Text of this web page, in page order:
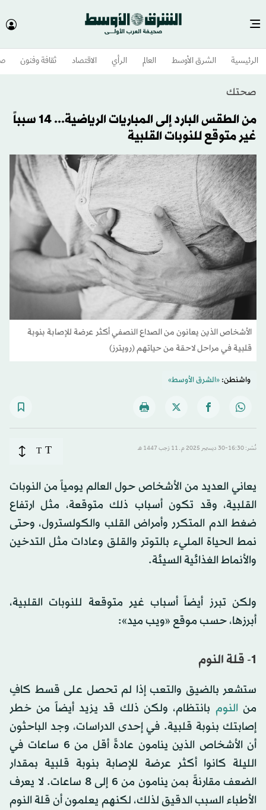
الرئيسية الشرق الأوسط​ العالم الرأي الاقتصاد ثقافة وفنون
صحتك
من الطقس البارد إلى المباريات الرياضية... 14 سبباً
غير متوقع للنوبات القلبية
الأشخاص الذين يعانون من الصداع النصفي أكثر عرضة للإصابة بنوبة
قلبية في مراحل لاحقة من حياتهم (رويترز)
واشنطن:«الشرق الأوسط»
نُشر: 16:30-30 ديسمبر 2025 م ـ 11 رَجب 1447 هـ T
T
يعاني العديد من الأشخاص حول العالم يومياً من النوبات
القلبية، وقد تكون أسباب ذلك متوقعة، مثل ارتفاع
ضغط الدم المتكرر وأمراض القلب والكولسترول، وحتى
نمط الحياة المليء بالتوتر والقلق وعادات مثل التدخين
والأنماط الغذائية السيئة.
ولكن تبرز أيضاً أسباب غير متوقعة للنوبات القلبية،
أبرزها، حسب موقع «ويب ميد»:
1- قلة النوم
ستشعر بالضيق والتعب إذا لم تحصل على قسط كافٍ
من النوم بانتظام، ولكن ذلك قد يزيد أيضاً من خطر
إصابتك بنوبة قلبية. في إحدى الدراسات، وجد الباحثون
أن الأشخاص الذين ينامون عادةً أقل من 6 ساعات في
الليلة كانوا أكثر عرضة للإصابة بنوبة قلبية بمقدار
الضعف مقارنةً بمن ينامون من 6 إلى 8 ساعات. لا يعرف
الأطباء السبب الدقيق لذلك، لكنهم يعلمون أن قلة النوم